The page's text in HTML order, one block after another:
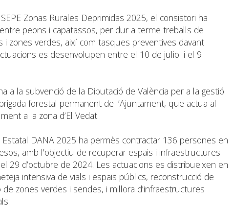
Zonas Rurales Deprimidas 2025, el consistori ha
peons i capatassos, per dur a terme treballs de
zones verdes, així com tasques preventives davant
es desenvolupen entre el 10 de juliol i el 9
a la subvenció de la Diputació de València per a la gestió
forestal permanent de l’Ajuntament, que actua al
a la zona d’El Vedat.
Estatal DANA 2025 ha permès contractar 136 persones en
amb l’objectiu de recuperar espais i infraestructures
29 d’octubre de 2024. Les actuacions es distribueixen en
intensiva de vials i espais públics, reconstrucció de
zones verdes i sendes, i millora d’infraestructures